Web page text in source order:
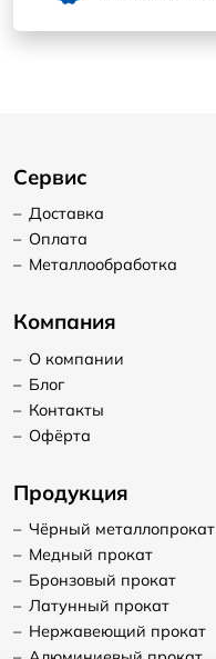
Сервис
– Доставка
– Оплата
– Металлообработка
Компания
– О компании
– Блог
– Контакты
– Офёрта
Продукция
– Чёрный металлопрокат
– Медный прокат
– Бронзовый прокат
– Латунный прокат
– Нержавеющий прокат